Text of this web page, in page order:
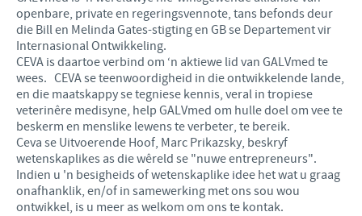
openbare, private en regeringsvennote, tans befonds deur
die Bill en Melinda Gates-stigting en GB se Departement vir
Internasional Ontwikkeling.
CEVA is daartoe verbind om ‘n aktiewe lid van GALVmed te
wees. CEVA se teenwoordigheid in die ontwikkelende lande,
en die maatskappy se tegniese kennis, veral in tropiese
veterinêre medisyne, help GALVmed om hulle doel om vee te
beskerm en menslike lewens te verbeter, te bereik.
Ceva se Uitvoerende Hoof, Marc Prikazsky, beskryf
wetenskaplikes as die wêreld se "nuwe entrepreneurs".
Indien u 'n besigheids of wetenskaplike idee het wat u graag
onafhanklik, en/of in samewerking met ons sou wou
ontwikkel, is u meer as welkom om ons te kontak.